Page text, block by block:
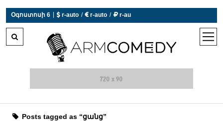
Օգոստոսի 6  r-auto /  r-auto /  r-au
open
Posts tagged as “ցանց”